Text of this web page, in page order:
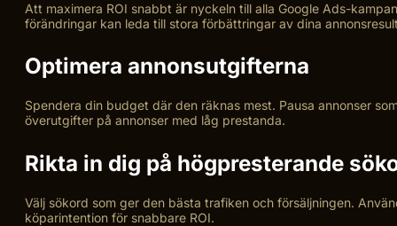
Att maximera ROI snabbt är nyckeln till alla Google Ads-
förändringar kan leda till stora förbättringar av dina
Optimera annonsutgifterna
Spendera din budget där den räknas mest. Pausa annonser
överutgifter på annonser med låg prestanda.
Rikta in dig på högpresterande
Välj sökord som ger den bästa trafiken och försäljningen.
köparintention för snabbare ROI.